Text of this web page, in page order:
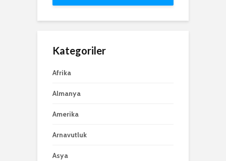
Kategoriler
Afrika
Almanya
Amerika
Arnavutluk
Asya